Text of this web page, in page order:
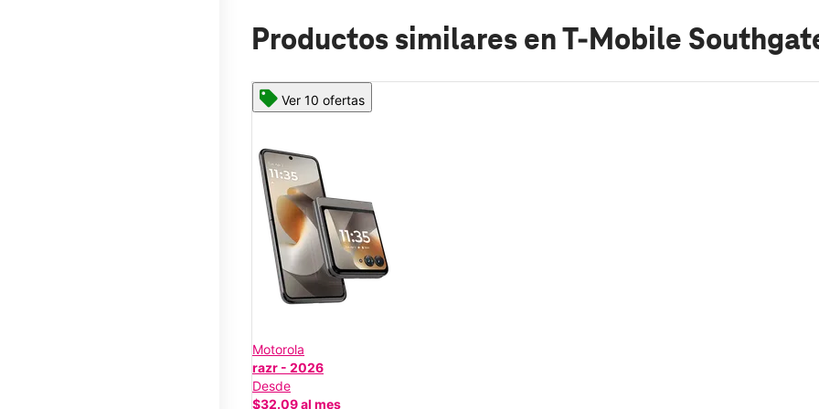
Productos similares en T-Mobile
Ver 10 ofertas
Motorola
razr - 2026
Desde
$32.09 al mes